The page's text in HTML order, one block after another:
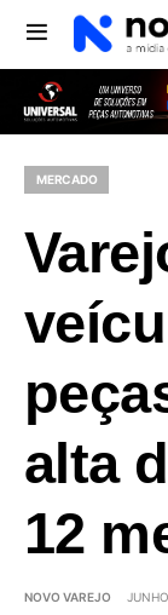
MERCADO
alta
12
NOVO VAREJO